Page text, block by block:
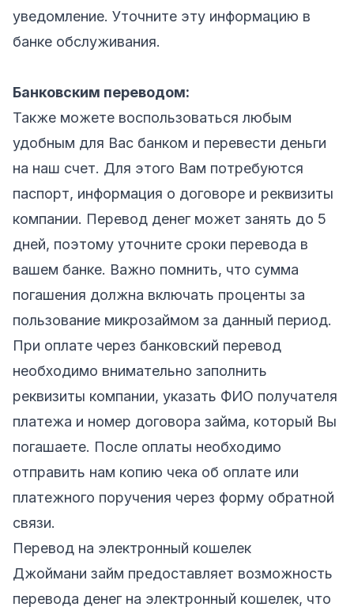
уведомление. Уточните эту информацию в
банке обслуживания.
Банковским переводом:
Также можете воспользоваться любым
удобным для Вас банком и перевести деньги
на наш счет. Для этого Вам потребуются
паспорт, информация о договоре и реквизиты
компании. Перевод денег может занять до 5
дней, поэтому уточните сроки перевода в
вашем банке. Важно помнить, что сумма
погашения должна включать проценты за
пользование микрозаймом за данный период.
При оплате через банковский перевод
необходимо внимательно заполнить
реквизиты компании, указать ФИО получателя
платежа и номер договора займа, который Вы
погашаете. После оплаты необходимо
отправить нам копию чека об оплате или
платежного поручения через форму обратной
связи.
Перевод на электронный кошелек
Джоймани займ предоставляет возможность
перевода денег на электронный кошелек, что